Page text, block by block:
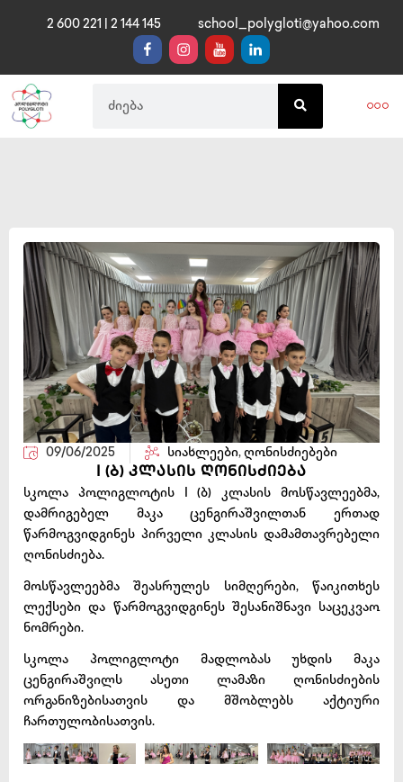
2 600 221 | 2 144 145 school_polygloti@yahoo.com
09/06/2025 სიახლეები, ღონისძიებები
I (ბ) კლასის ღონისძიება
სკოლა პოლიგლოტის I (ბ) კლასის მოსწავლეებმა,
დამრიგებელ მაკა ცენგირაშვილთან ერთად
წარმოგვიდგინეს პირველი კლასის დამამთავრებელი
ღონისძიება.
მოსწავლეებმა შეასრულეს სიმღერები, წაიკითხეს
ლექსები და წარმოგვიდგინეს შესანიშნავი საცეკვაო
ნომრები.
სკოლა პოლიგლოტი მადლობას უხდის მაკა
ცენგირაშვილს ასეთი ლამაზი ღონისძიების
ორგანიზებისათვის და მშობლებს აქტიური
ჩართულობისათვის.